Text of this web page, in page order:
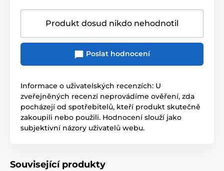
Produkt dosud nikdo nehodnotil
Poslat hodnocení
Informace o uživatelských recenzích: U
zveřejněných recenzí neprovádíme ověření, zda
pocházejí od spotřebitelů, kteří produkt skutečně
zakoupili nebo použili. Hodnocení slouží jako
subjektivní názory uživatelů webu.
Související produkty